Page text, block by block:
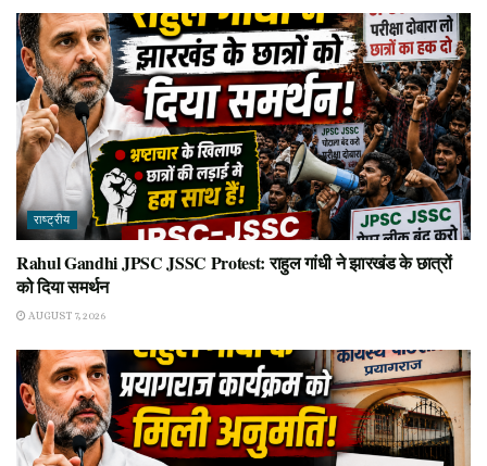
राष्ट्रीय
Rahul Gandhi JPSC JSSC Protest: राहुल गांधी ने झारखंड के छात्रों
को दिया समर्थन
AUGUST 7, 2026